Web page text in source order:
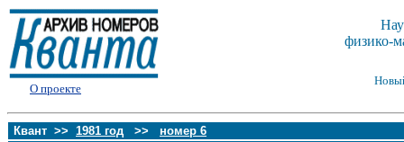
О проекте
физико-
Квант >> 1981 год >> номер 6